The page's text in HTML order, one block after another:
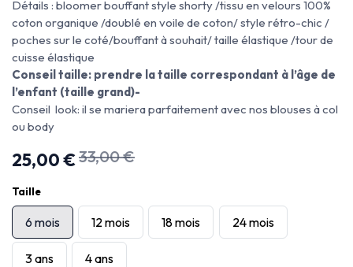
Détails : bloomer bouffant style shorty /tissu en velours 100%
coton organique /doublé en voile de coton/ style rétro-chic /
poches sur le coté/bouffant à souhait/ taille élastique /tour de
cuisse élastique
Conseil taille: prendre la taille correspondant à l’âge de
l’enfant (taille grand)-
Conseil look: il se mariera parfaitement avec nos blouses à col
ou body
25,00€33,00€
Taille
6 mois 12 mois 18 mois 24 mois
3 ans
4 ans